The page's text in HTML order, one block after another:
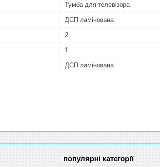
Тумба для телевізора
ДСП ламінована
2
1
ДСП ламінована
популярні категорії